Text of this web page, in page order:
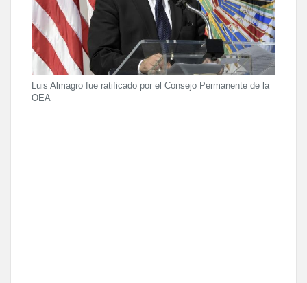
Luis Almagro fue ratificado por el Consejo Permanente de la
OEA